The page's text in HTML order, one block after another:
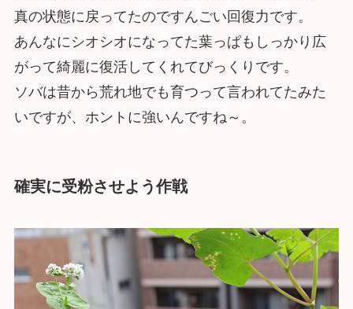
真の状態に戻ってたのですんごい回復力です。
あんなにシオシオになってた葉っぱもしっかり広
がって綺麗に復活してくれてびっくりです。
ソバは昔から荒れ地でも育つって言われてたみた
いですが、ホントに強いんですね～。
確実に受粉させよう作戦